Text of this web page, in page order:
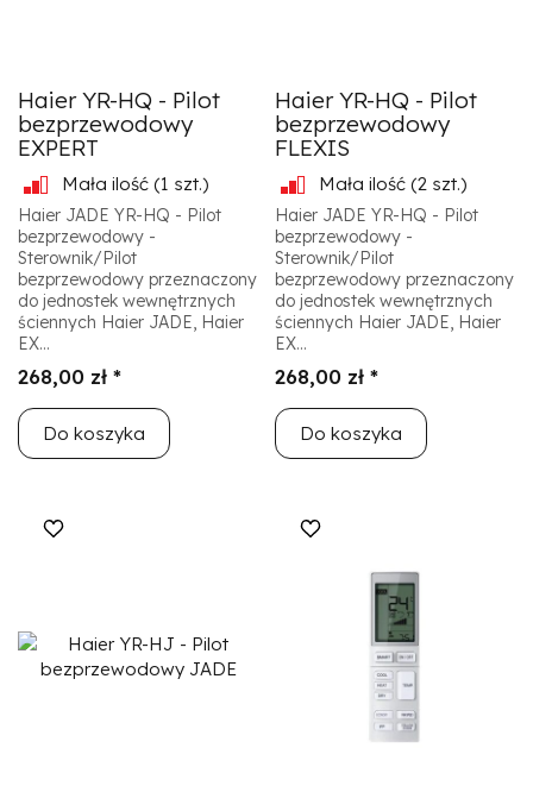
Haier YR-HQ - Pilot
bezprzewodowy
EXPERT
Mała ilość (1 szt.)
Haier JADE YR-HQ - Pilot
bezprzewodowy -
Sterownik/Pilot
bezprzewodowy przeznaczony
do jednostek wewnętrznych
ściennych Haier JADE, Haier
EX...
268,00 zł *
Do koszyka
Haier YR-HQ - Pilot
bezprzewodowy
FLEXIS
Mała ilość (2 szt.)
Haier JADE YR-HQ - Pilot
bezprzewodowy -
Sterownik/Pilot
bezprzewodowy przeznaczony
do jednostek wewnętrznych
ściennych Haier JADE, Haier
EX...
268,00 zł *
Do koszyka